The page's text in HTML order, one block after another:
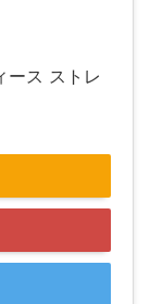
ース ストレ